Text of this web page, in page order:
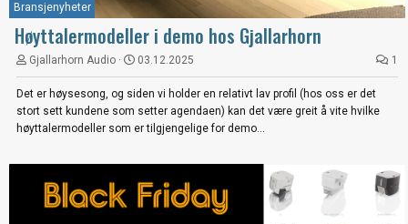
Bransjenyheter
Høyttalermodeller i demo hos Gjallarhorn
Gjallarhorn Audio 03.12.2025 1
Det er høysesong, og siden vi holder en relativt lav profil (hos oss er det
stort sett kundene som setter agendaen) kan det være greit å vite hvilke
høyttalermodeller som er tilgjengelige for demo...